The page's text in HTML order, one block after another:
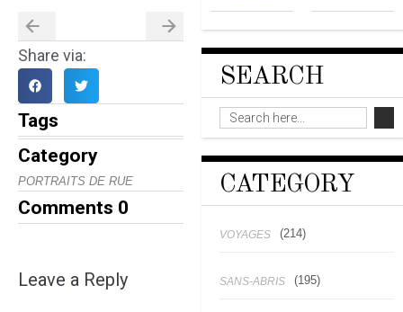
Share via:
Tags
Category
PORTRAITS DE RUE
Comments 0
Leave a Reply
SEARCH
CATEGORY
VOYAGES (214)
SANS-ABRIS (195)